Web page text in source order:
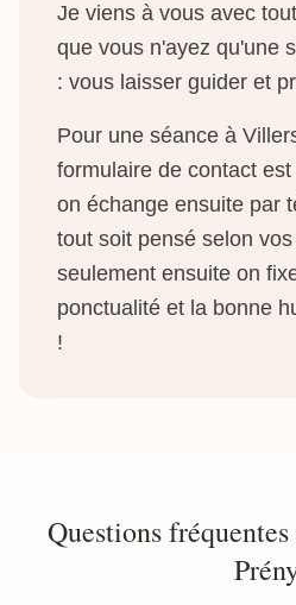
Je viens à vous avec
que vous n'ayez qu'une
: vous laisser guider et
Pour une séance à
formulaire de contact
on échange ensuite par
tout soit pensé selon
seulement ensuite on
ponctualité et la bonne
!
Questions